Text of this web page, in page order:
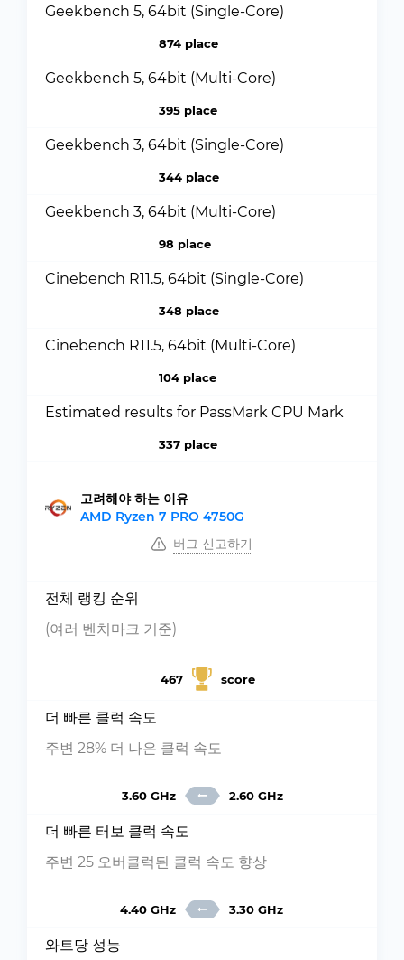
Geekbench 5, 64bit (Single-Core)
874 place
Geekbench 5, 64bit (Multi-Core)
395 place
Geekbench 3, 64bit (Single-Core)
344 place
Geekbench 3, 64bit (Multi-Core)
98 place
Cinebench R11.5, 64bit (Single-Core)
348 place
Cinebench R11.5, 64bit (Multi-Core)
104 place
Estimated results for PassMark CPU Mark
337 place
고려해야 하는 이유
AMD Ryzen 7 PRO 4750G
버그 신고하기
전체 랭킹 순위
(여러 벤치마크 기준)
467 score
더 빠른 클럭 속도
주변 28% 더 나은 클럭 속도
3.60 GHz 2.60 GHz
더 빠른 터보 클럭 속도
주변 25 오버클럭된 클럭 속도 향상
4.40 GHz 3.30 GHz
와트당 성능